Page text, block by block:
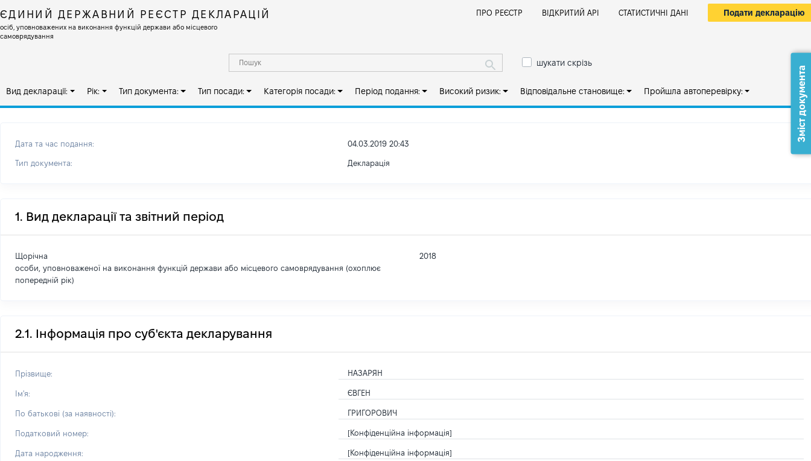
ЄДИНИЙ ДЕРЖАВНИЙ РЕЄСТР ДЕКЛАРАЦІЙ
осіб, уповноважених на виконання функцій держави або місцевого
самоврядування
ПРО РЕЄСТР ВІДКРИТИЙ АРІ СТАТИСТИЧНІ ДАНІ Подати декларацію
шукати скрізь
Вид декларації: Рік: Тип документа: Тип посади: Категорія посади: Період подання: Високий ризик: Відповідальне становище: Пройшла автоперевірку:
Дата та час подання: 04.03.2019 20:43
Тип документа: Декларація
1. Вид декларації та звітний період
Щорічна
особи, уповноваженої на виконання функцій держави або місцевого самоврядування (охоплює
попередній рік)
2018
2.1. Інформація про суб'єкта декларування
Прізвище: НАЗАРЯН
Ім'я: ЄВГЕН
По батькові (за наявності): ГРИГОРОВИЧ
Податковий номер: [Конфіденційна інформація]
Дата народження: [Конфіденційна інформація]
Зміст документа